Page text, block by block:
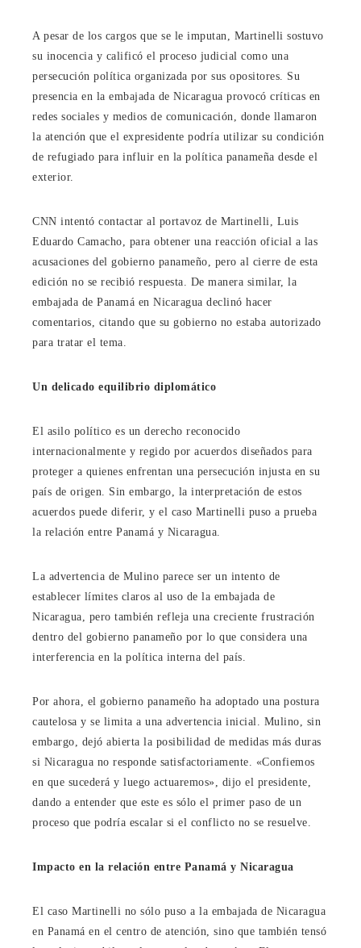
A pesar de los cargos que se le imputan, Martinelli sostuvo
su inocencia y calificó el proceso judicial como una
persecución política organizada por sus opositores. Su
presencia en la embajada de Nicaragua provocó críticas en
redes sociales y medios de comunicación, donde llamaron
la atención que el expresidente podría utilizar su condición
de refugiado para influir en la política panameña desde el
exterior.
CNN intentó contactar al portavoz de Martinelli, Luis
Eduardo Camacho, para obtener una reacción oficial a las
acusaciones del gobierno panameño, pero al cierre de esta
edición no se recibió respuesta. De manera similar, la
embajada de Panamá en Nicaragua declinó hacer
comentarios, citando que su gobierno no estaba autorizado
para tratar el tema.
Un delicado equilibrio diplomático
El asilo político es un derecho reconocido
internacionalmente y regido por acuerdos diseñados para
proteger a quienes enfrentan una persecución injusta en su
país de origen. Sin embargo, la interpretación de estos
acuerdos puede diferir, y el caso Martinelli puso a prueba
la relación entre Panamá y Nicaragua.
La advertencia de Mulino parece ser un intento de
establecer límites claros al uso de la embajada de
Nicaragua, pero también refleja una creciente frustración
dentro del gobierno panameño por lo que considera una
interferencia en la política interna del país.
Por ahora, el gobierno panameño ha adoptado una postura
cautelosa y se limita a una advertencia inicial. Mulino, sin
embargo, dejó abierta la posibilidad de medidas más duras
si Nicaragua no responde satisfactoriamente. «Confiemos
en que sucederá y luego actuaremos», dijo el presidente,
dando a entender que este es sólo el primer paso de un
proceso que podría escalar si el conflicto no se resuelve.
Impacto en la relación entre Panamá y Nicaragua
El caso Martinelli no sólo puso a la embajada de Nicaragua
en Panamá en el centro de atención, sino que también tensó